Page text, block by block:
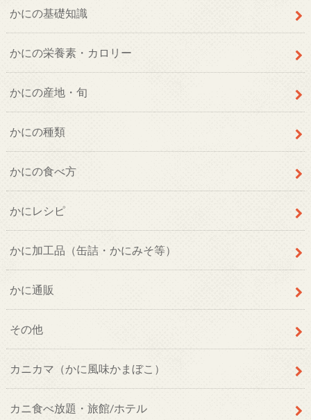
かにの基礎知識
かにの栄養素・カロリー
かにの産地・旬
かにの種類
かにの食べ方
かにレシピ
かに加工品（缶詰・かにみそ等）
かに通販
その他
カニカマ（かに風味かまぼこ）
カニ食べ放題・旅館/ホテル